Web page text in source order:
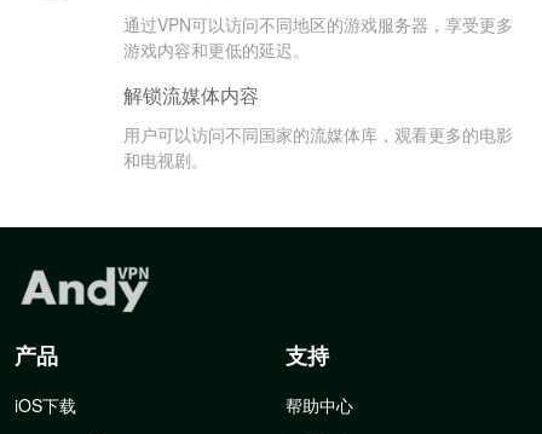
通过VPN可以访问不同地区的游戏服务器，享受更多
游戏内容和更低的延迟。
解锁流媒体内容
用户可以访问不同国家的流媒体库，观看更多的电影
和电视剧。
产品
iOS下载
支持
帮助中心